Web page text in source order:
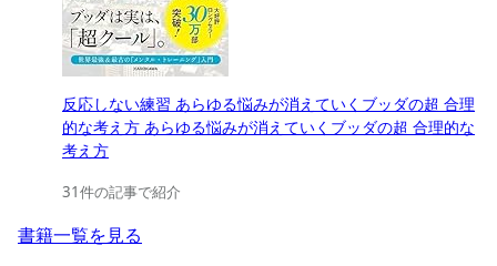
反応しない練習 あらゆる悩みが消えていくブッダの超 合理
的な考え方 あらゆる悩みが消えていくブッダの超 合理的な
考え方
31件の記事で紹介
書籍一覧を見る